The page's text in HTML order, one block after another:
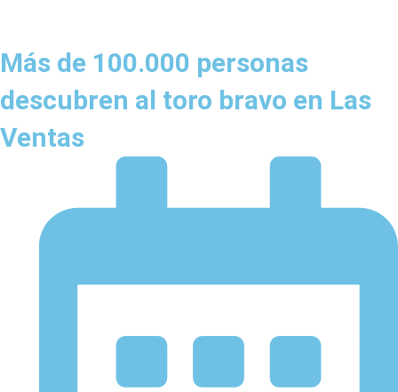
Más de 100.000 personas
descubren al toro bravo en Las
Ventas